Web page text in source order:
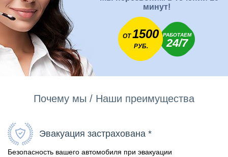
минут!
ОТ1500
РУБ.
РАБОТАЕМ
24/7
Почему мы / Наши преимущества
Эвакуация застрахована *
Безопасность вашего автомобиля при эвакуации